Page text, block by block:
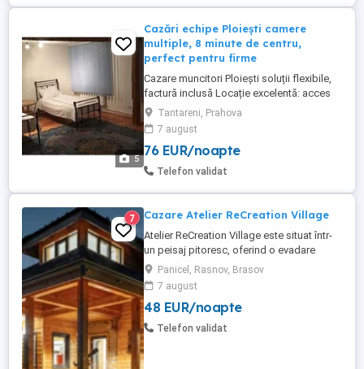
5
Cazări echipe Ploiești camere
multiple, 8 minute de centru,
perfect pentru firme
Cazare muncitori Ploiești soluții flexibile,
factură inclusă Locație excelentă: acces
rapid către centre comerciale, rafinării și
zone industriale din Ploiești Apartament în
vilă capacitate mare 4 camere | până la 11
persoane 1 baie, bucătărie complet utilată
TV, balcon, grătar ...
Tantareni, Prahova
7 august
76 EUR/noapte
Telefon validat
7 Cazare Atelier ReCreation Village
Atelier ReCreation Village este situat într-
un peisaj pitoresc, oferind o evadare
liniștită departe de agitația orașului. Aflat
pe drumul DN73, între Râșnov și Bran,
acest refugiu fermecător este baza ideală
pentru a explora atracțiile și frumusețea
naturală a zonei. Relaxare în aer liber În
Panicel, Rasnov, Brasov
7 august
48 EUR/noapte
Telefon validat